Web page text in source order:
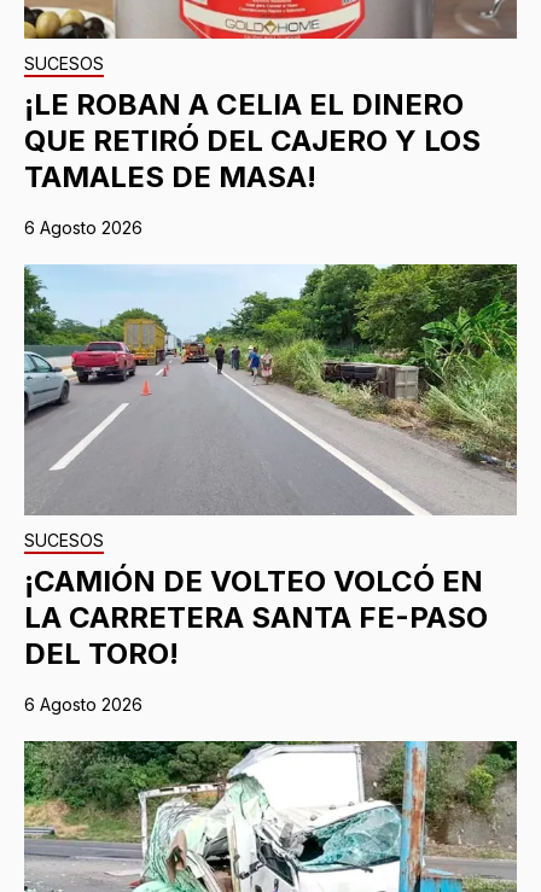
SUCESOS
¡LE ROBAN A CELIA EL DINERO
QUE RETIRÓ DEL CAJERO Y LOS
TAMALES DE MASA!
6 Agosto 2026
SUCESOS
¡CAMIÓN DE VOLTEO VOLCÓ EN
LA CARRETERA SANTA FE-PASO
DEL TORO!
6 Agosto 2026